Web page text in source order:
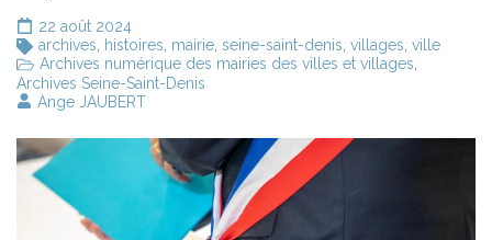
22 août 2024
archives
histoires mairie seine-saint-denis villages ville
Archives numérique des mairies des villes et villages
Archives Seine-Saint-Denis
Ange JAUBERT